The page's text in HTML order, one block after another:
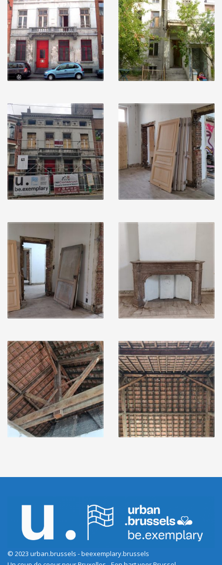
© 2023 urban.brussels - beexemplary.brussels